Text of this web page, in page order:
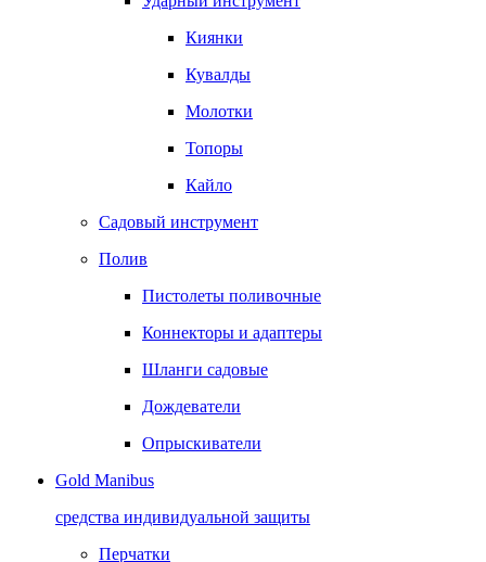
Киянки
Кувалды
Молотки
Топоры
Кайло
Садовый инструмент
Полив
Пистолеты поливочные
Коннекторы и адаптеры
Шланги садовые
Дождеватели
Опрыскиватели
Gold Manibus
средства индивидуальной защиты
Перчатки